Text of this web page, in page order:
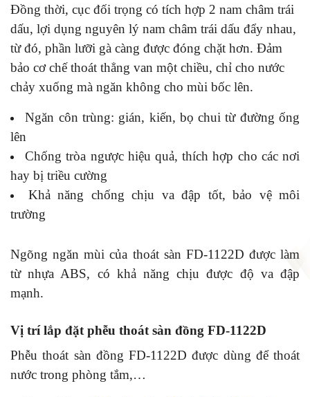
Đồng thời, cục đối trọng có tích hợp 2 nam châm trái
dấu, lợi dụng nguyên lý nam châm trái dấu đẩy nhau,
từ đó, phần lưỡi gà càng được đóng chặt hơn. Đảm
bảo cơ chế thoát thẳng van một chiều, chỉ cho nước
chảy xuống mà ngăn không cho mùi bốc lên.
Ngăn côn trùng: gián, kiến, bọ chui từ đường ống
lên
Chống tròa ngược hiệu quả, thích hợp cho các nơi
hay bị triều cường
Khả năng chống chịu va đập tốt, bảo vệ môi
trường
Ngõng ngăn mùi của thoát sàn FD-1122D được làm
từ nhựa ABS, có khả năng chịu được độ va đập
mạnh.
Vị trí lắp đặt phễu thoát sàn đồng FD-1122D
Phễu thoát sàn đồng FD-1122D được dùng để thoát
nước trong phòng tắm,…